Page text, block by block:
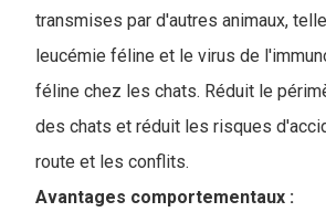
transmises par d'autres animaux,
leucémie féline et le virus de
féline chez les chats. Réduit le
des chats et réduit les risques
route et les conflits.
Avantages comportementaux :